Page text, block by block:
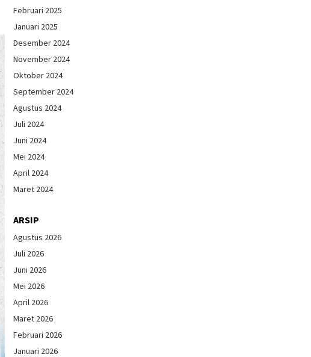
Februari 2025
Januari 2025
Desember 2024
November 2024
Oktober 2024
September 2024
Agustus 2024
Juli 2024
Juni 2024
Mei 2024
April 2024
Maret 2024
ARSIP
Agustus 2026
Juli 2026
Juni 2026
Mei 2026
April 2026
Maret 2026
Februari 2026
Januari 2026